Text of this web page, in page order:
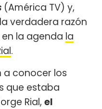
(América TV) y,
verdadera razón
la agenda la
.
a conocer los
que estaba
Rial, el